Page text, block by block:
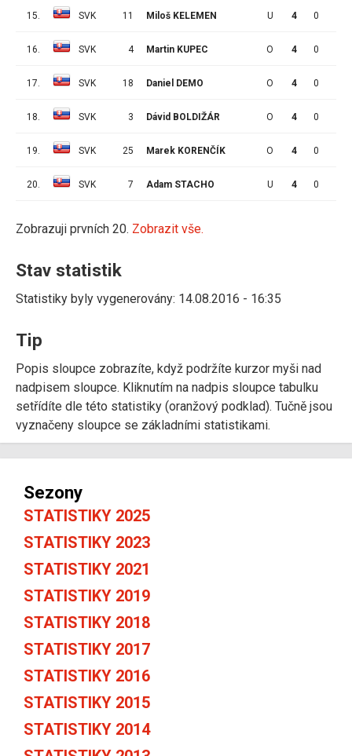
15. SVK 11 Miloš KELEMEN U 4 0
16. SVK 4 Martin KUPEC O 4 0
17. SVK 18 Daniel DEMO O 4 0
18. SVK 3 Dávid BOLDIŽÁR O 4 0
19. SVK 25 Marek KORENČÍK O 4 0
20. SVK 7 Adam STACHO U 4 0
Zobrazuji prvních 20. Zobrazit vše.
Stav statistik
Statistiky byly vygenerovány: 14.08.2016 - 16:35
Tip
Popis sloupce zobrazíte, když podržíte kurzor myši nad
nadpisem sloupce. Kliknutím na nadpis sloupce tabulku
setřídíte dle této statistiky (oranžový podklad). Tučně jsou
vyznačeny sloupce se základními statistikami.
Sezony
STATISTIKY 2025
STATISTIKY 2023
STATISTIKY 2021
STATISTIKY 2019
STATISTIKY 2018
STATISTIKY 2017
STATISTIKY 2016
STATISTIKY 2015
STATISTIKY 2014